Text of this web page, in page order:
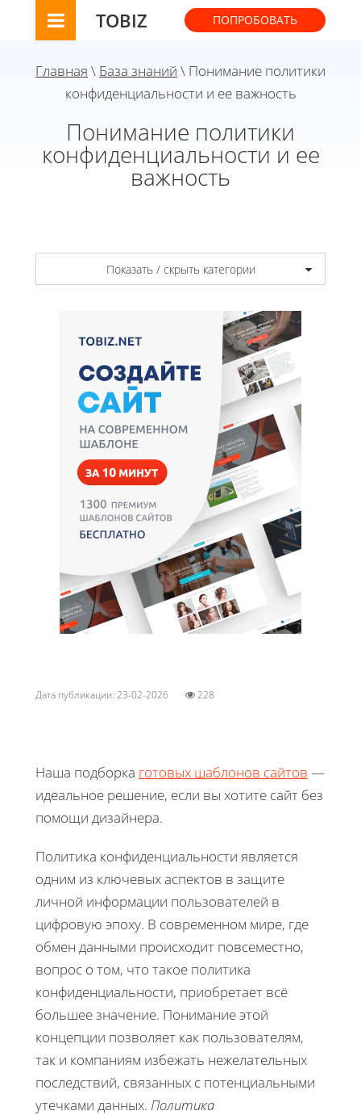
TOBIZ ПОПРОБОВАТЬ
Главная \ База знаний \ Понимание политики
конфиденциальности и ее важность
Понимание политики
конфиденциальности и ее
важность
Показать / скрыть категории
Дата публикации: 23-02-2026 228
Наша подборка готовых шаблонов сайтов —
идеальное решение, если вы хотите сайт без
помощи дизайнера.
Политика конфиденциальности является
одним из ключевых аспектов в защите
личной информации пользователей в
цифровую эпоху. В современном мире, где
обмен данными происходит повсеместно,
вопрос о том, что такое политика
конфиденциальности, приобретает всё
большее значение. Понимание этой
концепции позволяет как пользователям,
так и компаниям избежать нежелательных
последствий, связанных с потенциальными
утечками данных. Политика